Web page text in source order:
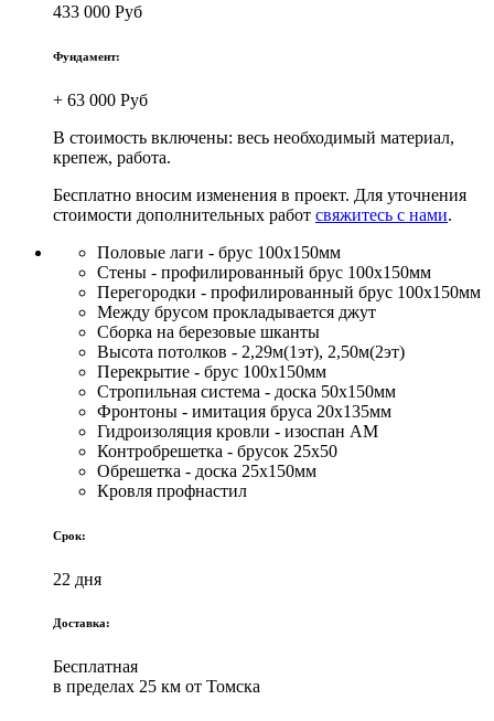
433 000 Руб
Фундамент:
+ 63 000 Руб
В стоимость включены: весь необходимый материал,
крепеж, работа.
Бесплатно вносим изменения в проект. Для уточнения
стоимости дополнительных работ свяжитесь с нами.
Половые лаги - брус 100х150мм
Стены - профилированный брус 100х150мм
Перегородки - профилированный брус 100х150мм
Между брусом прокладывается джут
Сборка на березовые шканты
Высота потолков - 2,29м(1эт), 2,50м(2эт)
Перекрытие - брус 100х150мм
Стропильная система - доска 50х150мм
Фронтоны - имитация бруса 20х135мм
Гидроизоляция кровли - изоспан АМ
Контробрешетка - брусок 25х50
Обрешетка - доска 25х150мм
Кровля профнастил
Срок:
22 дня
Доставка:
Бесплатная
в пределах 25 км от Томска